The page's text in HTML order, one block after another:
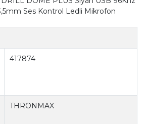
Ses Kontrol Ledli Mikrofon
417874
THRONMAX